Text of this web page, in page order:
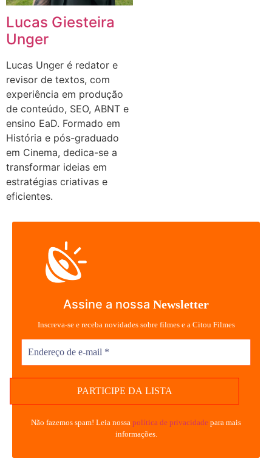
Lucas Giesteira
Unger
Lucas Unger é redator e
revisor de textos, com
experiência em produção
de conteúdo, SEO, ABNT e
ensino EaD. Formado em
História e pós-graduado
em Cinema, dedica-se a
transformar ideias em
estratégias criativas e
eficientes.
Assine a nossa Newsletter
Inscreva-se e receba novidades sobre filmes e a Citou Filmes
Não fazemos spam! Leia nossa política de privacidade para mais
informações.